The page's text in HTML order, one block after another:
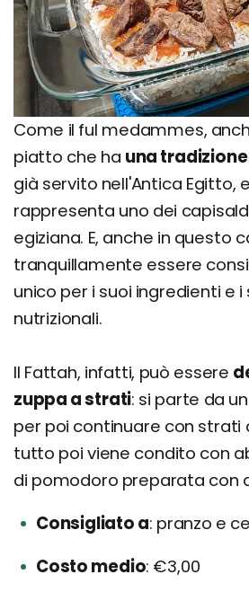
Come il ful medammes,
piatto che ha una
già servito nell'Antica Egitto,
rappresenta uno dei
egiziana. E, anche in questo
tranquillamente essere
unico per i suoi ingredienti e i
nutrizionali.
Il Fattah, infatti, può essere
zuppa a strati: si parte da
per poi continuare con strati
tutto poi viene condito con
di pomodoro preparata con
Consigliato a pranzo e
Costo medio €3,00